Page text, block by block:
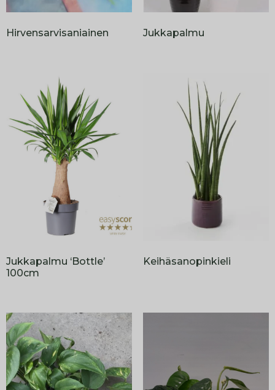
Hirvensarvisaniainen Jukkapalmu
Jukkapalmu ‘Bottle’
100cm
Keihäsanopinkieli